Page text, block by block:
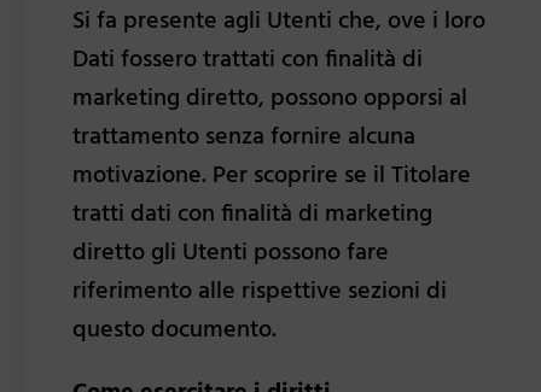
Si fa presente agli Utenti che, ove i loro
Dati fossero trattati con finalità di
marketing diretto, possono opporsi al
trattamento senza fornire alcuna
motivazione. Per scoprire se il Titolare
tratti dati con finalità di marketing
diretto gli Utenti possono fare
riferimento alle rispettive sezioni di
questo documento.